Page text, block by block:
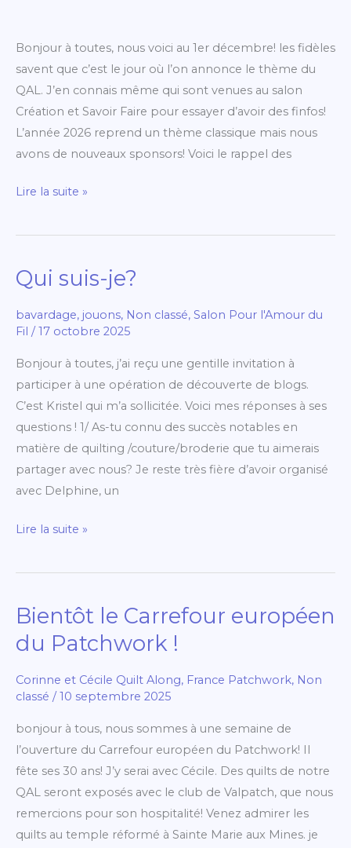
Bonjour à toutes, nous voici au 1er décembre! les fidèles
savent que c’est le jour où l’on annonce le thème du
QAL. J’en connais même qui sont venues au salon
Création et Savoir Faire pour essayer d’avoir des finfos!
L’année 2026 reprend un thème classique mais nous
avons de nouveaux sponsors! Voici le rappel des
Lire la suite »
Qui suis-je?
bavardage, jouons, Non classé, Salon Pour l'Amour du
Fil /17 octobre 2025
Bonjour à toutes, j’ai reçu une gentille invitation à
participer à une opération de découverte de blogs.
C’est Kristel qui m’a sollicitée. Voici mes réponses à ses
questions ! 1/ As-tu connu des succès notables en
matière de quilting /couture/broderie que tu aimerais
partager avec nous? Je reste très fière d’avoir organisé
avec Delphine, un
Qui
je?
Lire la suite »
Bientôt le Carrefour européen
du Patchwork !
Corinne et Cécile Quilt Along, France Patchwork, Non
classé /10 septembre 2025
bonjour à tous, nous sommes à une semaine de
l’ouverture du Carrefour européen du Patchwork! Il
fête ses 30 ans! J’y serai avec Cécile. Des quilts de notre
QAL seront exposés avec le club de Valpatch, que nous
remercions pour son hospitalité! Venez admirer les
quilts au temple réformé à Sainte Marie aux Mines. je
Bientôt
Carrefour
européen
du